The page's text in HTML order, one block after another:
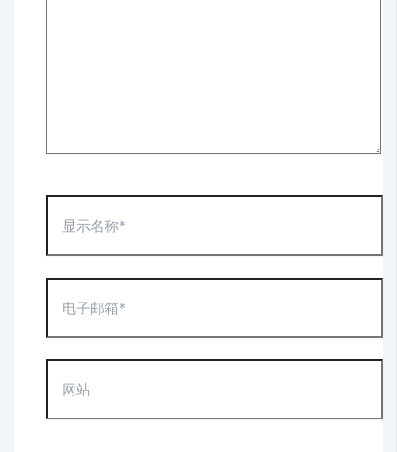
称
箱
*